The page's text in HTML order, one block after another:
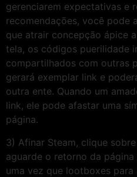
gerenciarem expectativas e
recomendações, você pode
que atrair concepção ápice
tela, os códigos puerilidade
compartilhados com outras
gerará exemplar link e
outra ente. Quando um
link, ele pode afastar uma
página.
3) Afinar Steam, clique
aguarde o retorno da
uma vez que lootboxes para